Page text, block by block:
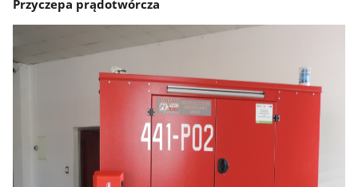
Przyczepa prądotwórcza